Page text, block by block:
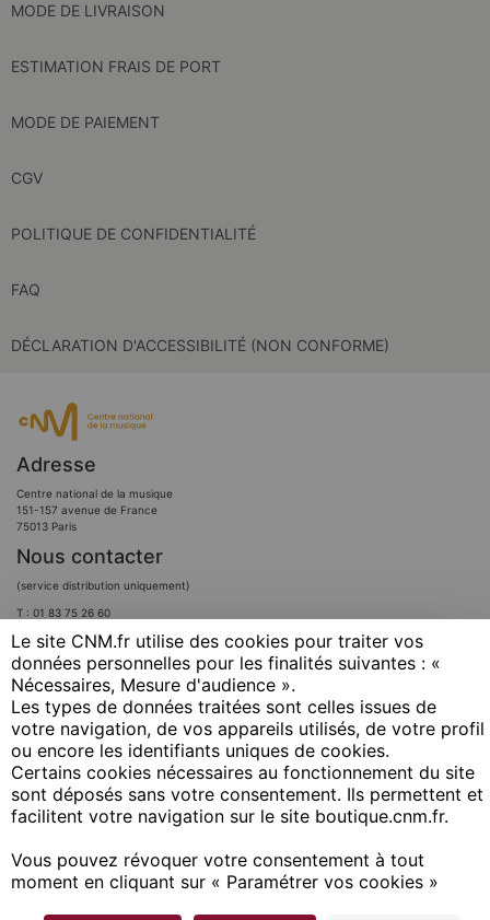
Le site CNM.fr utilise des cookies pour traiter vos
données personnelles pour les finalités suivantes : «
Nécessaires, Mesure d'audience ». ​
Les types de données traitées sont celles issues de
votre navigation, de vos appareils utilisés, de votre profil
ou encore les identifiants uniques de cookies. ​
Certains cookies nécessaires au fonctionnement du site
sont déposés sans votre consentement. Ils permettent et
facilitent votre navigation sur le site boutique.cnm.fr. ​
Vous pouvez révoquer votre consentement à tout
moment en cliquant sur « Paramétrer vos cookies »
MODE DE LIVRAISON
ESTIMATION FRAIS DE PORT
MODE DE PAIEMENT
CGV
POLITIQUE DE CONFIDENTIALITÉ
FAQ
DÉCLARATION D'ACCESSIBILITÉ (NON CONFORME)
Adresse
Centre national de la musique
151-157 avenue de France
75013 Paris
Nous contacter
(service distribution uniquement)
T : 01 83 75 26 60
Par email
Nous suivre